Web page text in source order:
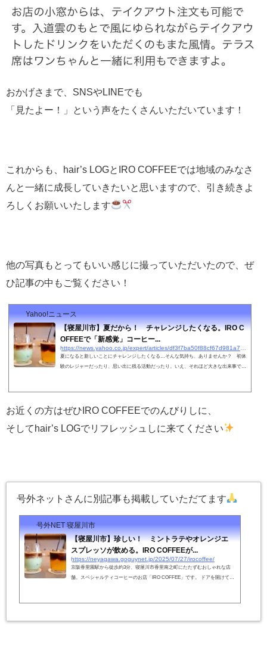
おかげさまで、SNSやLINEでも
「見たよー！」という声をたくさんいただいています！
これからも、hair’s LOGとIRO COFFEEでは地域のみなさ
んと一緒に成長していきたいと思いますので、引き続きよ
ろしくお願いいたします
他の写真もとってもいい感じに撮っていただいたので、ぜ
ひ記事の中もご覧ください！
Yahoo!ニュース
【寝屋川市】夏だから！ チャレンジしたくなる。IRO C
OFFEEで「新感覚」コーヒー...
夏になると新しいことにチャレンジしたくなる…そんな気持ち、ありませんか？ 初体
験のレジャーだったり、思い出に残る活動だったり。いえ、それほど大きな出来事では
お近くの方はぜひIRO COFFEEでのんびりしに、
そしてhair’s LOGでリフレッシュしに来てください
号外ネットさんに別記事も掲載していただてます
号外NET 寝屋川市
【寝屋川市】珍しい！ ミントラテやオレンジエ
スプレッソが飲める。IRO COFFEEが...
https://neyagawa.goguynet.jp/2025/07/27/irocoffee/
京阪香里園駅から徒歩約3分、寝屋川市香里南之町にたたずむおしゃれな店
舗。スペシャルティコーヒーのお店「IRO COFFEE」です。 ドアを開けて入